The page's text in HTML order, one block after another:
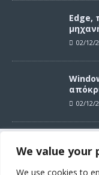
Συνεχίζοντας σε
αποδέχεστε την
We value your
We use cookies to
Edge,
02/12/
02/12/